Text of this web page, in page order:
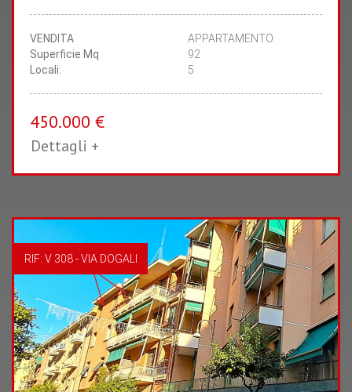
VENDITA
APPARTAMENTO
Superficie Mq
92
Locali:
5
450.000 €
Dettagli +
RIF: V 308 - VIA DOGALI